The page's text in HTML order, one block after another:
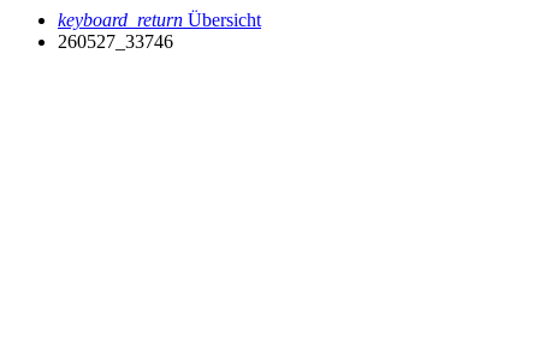
keyboard_return Übersicht
260527_33746